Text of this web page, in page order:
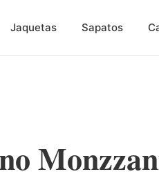
Jaquetas Sapatos